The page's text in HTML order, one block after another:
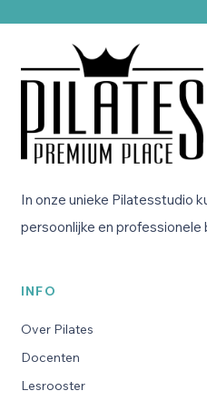
In onze unieke Pilatesstudio
persoonlijke en professionele
INFO
Over Pilates
Docenten
Lesrooster